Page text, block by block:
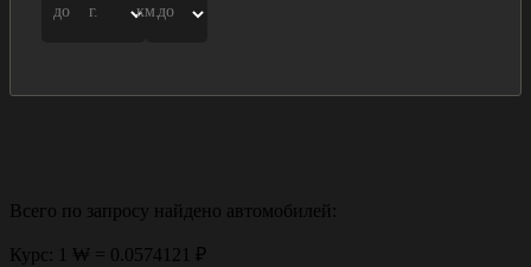
до г. до
км.
Всего по запросу найдено автомобилей:
Курс: 1 ₩ = 0.0574121 ₽